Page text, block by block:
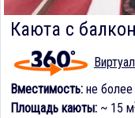
Каюта с
Вместимость: не более
Площадь каюты: ~ 15 м